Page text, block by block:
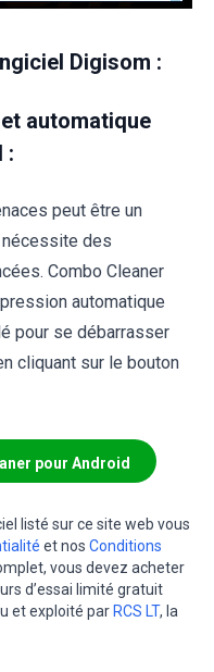
Digisom :
automatique
:
peut être un
des
Combo Cleaner
automatique
pour se débarrasser
cliquant sur le bouton
pour Android
listé sur ce site web vous
et nos Conditions
vous devez acheter
d’essai limité gratuit
et exploité par RCS LT, la